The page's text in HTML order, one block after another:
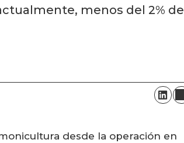
menos del 2% de
desde la operación en